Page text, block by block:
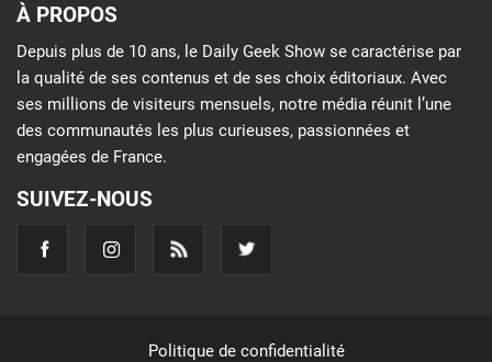
À PROPOS
Depuis plus de 10 ans, le Daily Geek Show se caractérise par
la qualité de ses contenus et de ses choix éditoriaux. Avec
ses millions de visiteurs mensuels, notre média réunit l’une
des communautés les plus curieuses, passionnées et
engagées de France.
SUIVEZ-NOUS
Politique de confidentialité